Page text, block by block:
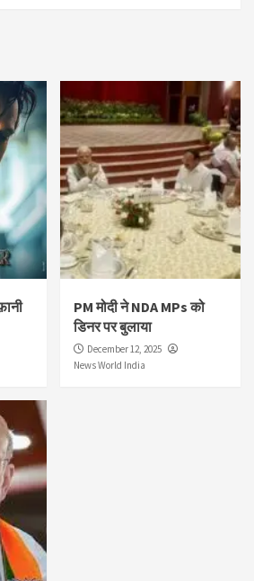
PM मोदी ने NDA MPs को
डिनर पर बुलाया
December 12, 2025
News World India